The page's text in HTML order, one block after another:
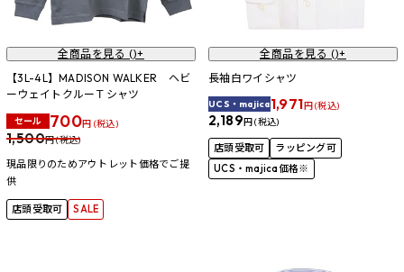
全商品を見る ()+
【3L-4L】MADISON WALKER ヘビ
ーウェイトクルーＴシャツ
セール 700円 (税込)
1,500円 (税込)
現品限りのためアウトレット価格でご提
供
店頭受取可 SALE
全商品を見る ()+
長袖白ワイシャツ
UCS・majica1,971円 (税込)
2,189円 (税込)
店頭受取可
ラッピング可
UCS・majica価格※